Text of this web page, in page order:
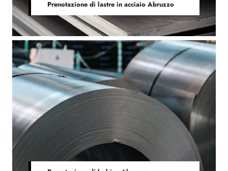
Prenotazione di lastre in acciaio Abruzzo